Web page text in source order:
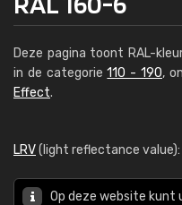
Deze pagina toont RAL-
in de categorie110 - 190,
Effect.
LRV(light reflectance value):
Op deze website kunt